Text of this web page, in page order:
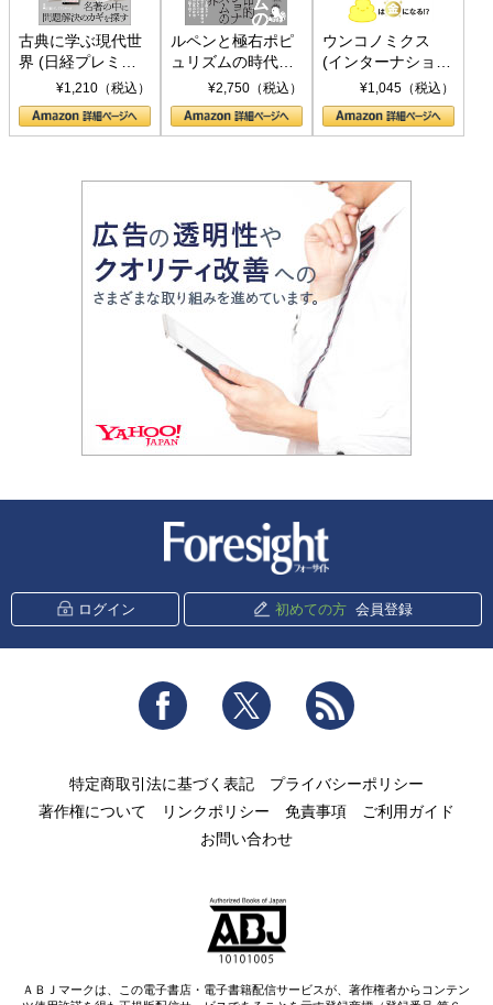
古典に学ぶ現代世
界 (日経プレミア
シリーズ)¥1,210（税込）
ルペンと極右ポピ
ュリズムの時代：
〈ヤヌス〉の二つ
の顔
¥2,750（税込）
ウンコノミクス
(インターナショナ
ル新書)¥1,045（税込）
ログイン 初めての方 会員登録
Facebook Twitter
特定商取引法に基づく表記
プライバシーポリシー
著作権について
リンクポリシー 免責事項
ご利用ガイド
お問い合わせ
ＡＢＪマークは、この電子書店・電子書籍配信サービスが、著作権者からコンテン